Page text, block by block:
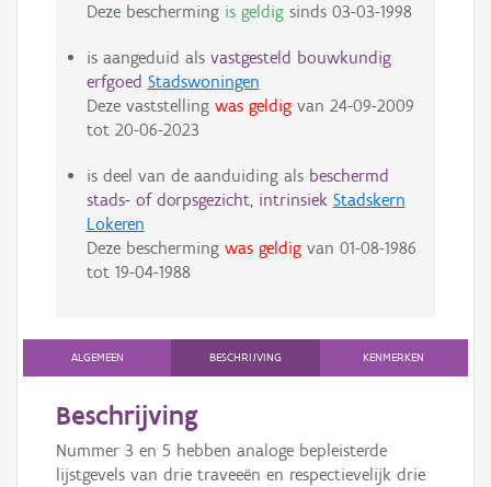
Deze bescherming is geldigsinds 03-03-1998
is aangeduid als vastgesteld bouwkundig
erfgoed Stadswoningen
Deze vaststelling was geldigvan 24-09-2009
tot 20-06-2023
is deel van de aanduiding als beschermd
stads- of dorpsgezicht, intrinsiek Stadskern
Lokeren
Deze bescherming was geldigvan 01-08-1986
tot 19-04-1988
ALGEMEEN BESCHRIJVING KENMERKEN
Beschrijving
Nummer 3 en 5 hebben analoge bepleisterde
lijstgevels van drie traveeën en respectievelijk drie